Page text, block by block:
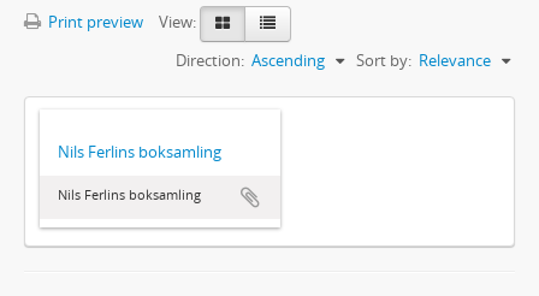
Print preview
View:
Sort by: Relevance
Direction: Ascending
Nils Ferlins boksamling
Nils Ferlins boksamling